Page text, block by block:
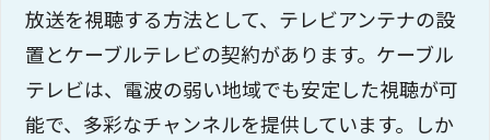
放送を視聴する方法として、テレビアンテナの設
置とケーブルテレビの契約があります。ケーブル
テレビは、電波の弱い地域でも安定した視聴が可
能で、多彩なチャンネルを提供しています。しか